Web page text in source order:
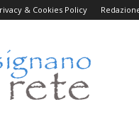
& Cookies Policy
Bisignanoinrete.com